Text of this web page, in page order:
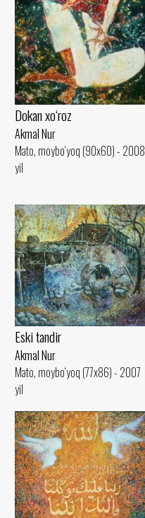
Dokan xo‘roz
Akmal Nur
Mato, moybo‘yoq (90x60) - 2008
yil
Eski tandir
Akmal Nur
Mato, moybo‘yoq (77x86) - 2007
yil